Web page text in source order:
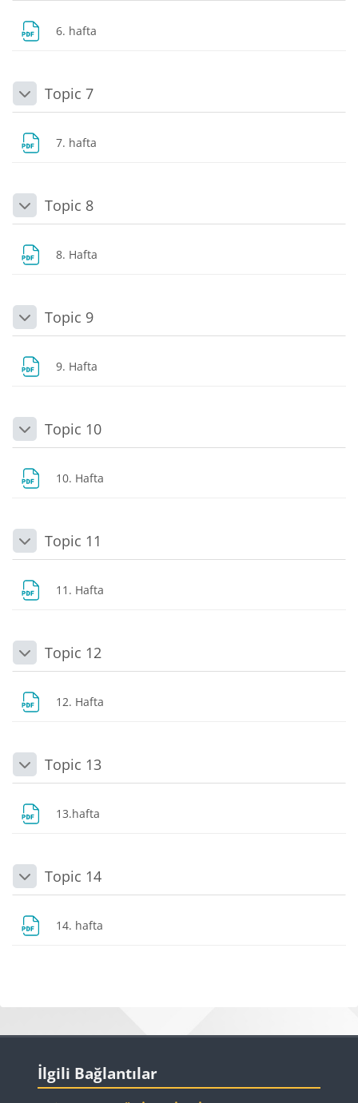
6. hafta
DaraltTopic 7
7. hafta
DaraltTopic 8
8. Hafta
DaraltTopic 9
9. Hafta
DaraltTopic 10
10. Hafta
DaraltTopic 11
11. Hafta
DaraltTopic 12
12. Hafta
DaraltTopic 13
13.hafta
DaraltTopic 14
14. hafta
Bloklar
İlgili Bağlantılar